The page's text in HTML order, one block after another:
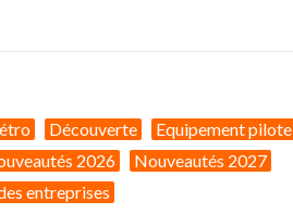
Découverte
Equipement pilote
2026
Nouveautés 2027
entreprises